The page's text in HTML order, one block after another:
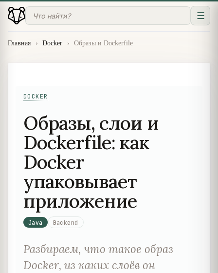
☰
Главная › Docker › Образы и Dockerfile
DOCKER
Образы, слои и
Dockerfile: как
Docker
упаковывает
приложение
Java Backend
Разбираем, что такое образ
Docker, из каких слоёв он